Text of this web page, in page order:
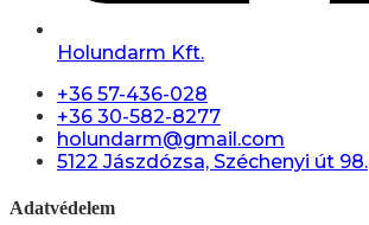
Holundarm Kft.
+36 57-436-028
+36 30-582-8277
holundarm@gmail.com
5122 Jászdózsa, Széchenyi út 98.
Adatvédelem